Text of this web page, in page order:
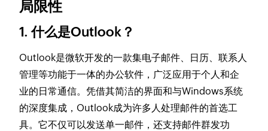
局限性
1. 什么是Outlook？
Outlook是微软开发的一款集电子邮件、日历、联系人
管理等功能于一体的办公软件，广泛应用于个人和企
业的日常通信。凭借其简洁的界面和与Windows系统
的深度集成，Outlook成为许多人处理邮件的首选工
具。它不仅可以发送单一邮件，还支持邮件群发功